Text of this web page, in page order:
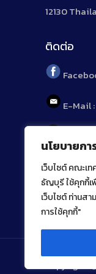
นโยบายกา
เว็บไซต์ คณะเ
ธัญบุรี ใช้คุกกี้เ
เว็บไซต์ ท่านส
การใช้คุกกี้"
12130
ติดต่อ
E-Mail
Tel :
Copyright